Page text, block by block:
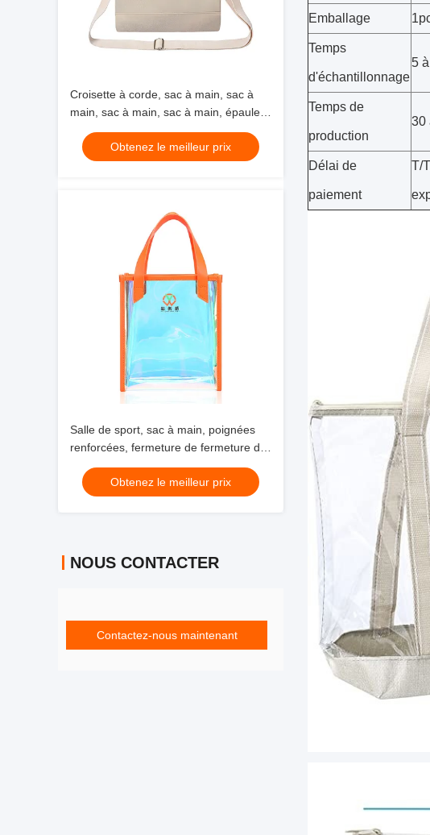
Croisette à corde, sac à main, sac à
main, sac à main, sac à main, épaule,
sangle, 12 x 3 x 12"
Obtenez le meilleur prix
Salle de sport, sac à main, poignées
renforcées, fermeture de fermeture de
fermeture de fermeture de fermeture
de fermeture de fermeture
Obtenez le meilleur prix
NOUS CONTACTER
Contactez-nous maintenant
Emballage
Temps
d'échantillonnage
5
Temps de
production
30
Délai de
paiement
T/